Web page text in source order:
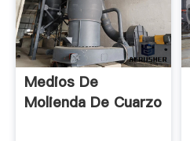
Medios De
Molienda De Cuarzo